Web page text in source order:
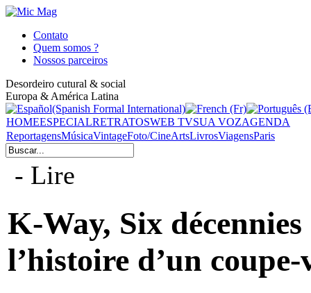
Contato
Quem somos ?
Nossos parceiros
Desordeiro cutural & social
Europa & América Latina
HOMEESPECIALRETRATOSWEB TVSUA VOZAGENDA
ReportagensMúsicaVintageFoto/CineArtsLivrosViagensParis
- Lire
K-Way, Six
l’histoire d’un